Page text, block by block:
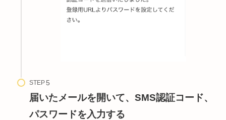
STEP
届いたメールを開いて、SMS認証コード、
パスワードを入力する